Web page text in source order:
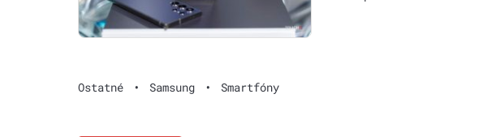
Ostatné • Samsung • Smartfóny